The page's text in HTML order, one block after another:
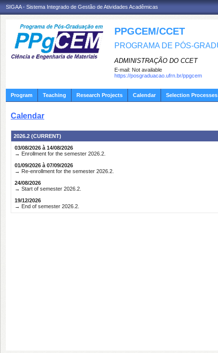
SIGAA - Sistema Integrado de Gestão de Atividades Acadêmicas
PPGCEM/CCET
PROGRAMA DE PÓS-
ADMINISTRAÇÃO DO CCET
E-mail: Not available
https://posgraduacao.ufrn.br/ppgcem
Program Teaching Research Projects Calendar Selection Processes
Calendar
2026.2 (CURRENT)
03/08/2026 à 14/08/2026
→ Enrollment for the semester 2026.2.
01/09/2026 à 07/09/2026
→ Re-enrollment for the semester 2026.2.
24/08/2026
→ Start of semester 2026.2.
19/12/2026
→ End of semester 2026.2.